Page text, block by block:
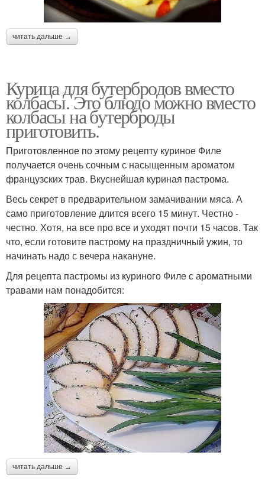
читать дальше →
Курица для бутербродов вместо
колбасы. Это блюдо можно вместо
колбасы на бутерброды
приготовить.
Приготовленное по этому рецепту куриное Филе
получается очень сочным с насыщенным ароматом
французских трав. Вкуснейшая куриная пастрома.
Весь секрет в предварительном замачивании мяса. А
само приготовление длится всего 15 минут. Честно -
честно. Хотя, на все про все и уходят почти 15 часов. Так
что, если готовите пастрому на праздничный ужин, то
начинать надо с вечера накануне.
Для рецепта пастромы из куриного Филе с ароматными
травами нам понадобится:
читать дальше →